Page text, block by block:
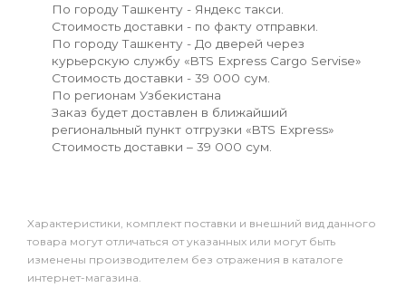
По городу Ташкенту - Яндекс такси.
Стоимость доставки - по факту отправки.
По городу Ташкенту - До дверей через
курьерскую службу «BTS Express Cargo Servise»
Стоимость доставки - 39 000 сум.
По регионам Узбекистана
Заказ будет доставлен в ближайший
региональный пункт отгрузки «BTS Express»
Стоимость доставки – 39 000 сум.
Xарактеристики, комплект поставки и внешний вид данного
товара могут отличаться от указанных или могут быть
изменены производителем без отражения в каталоге
интернет-магазина.